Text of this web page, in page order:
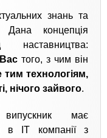
знань та
концепція
того, з чим він
тим технологіям,
нічого зайвого.
має
в IT компанії з